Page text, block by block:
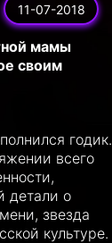
11-07-2018
мамы
своим
годик.
всего
детали о
звезда
культуре.